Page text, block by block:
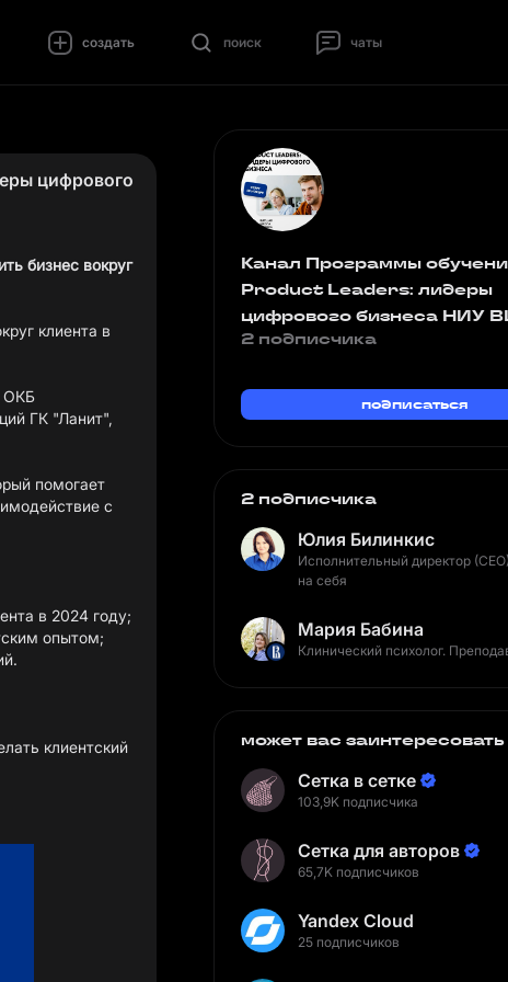
создать поиск чаты
цифрового
бизнес вокруг
клиента в
ОКБ
ГК "Ланит",
помогает
с
в 2024 году;
опытом;
клиентский
Канал Программы
Product Leaders: лидеры
цифрового бизнеса НИУ
2 подписчика
подписаться
2 подписчика
Юлия Билинкис
Исполнительный директор
на себя
Мария Бабина
Клинический психолог.
может вас заинтересовать
Сетка в сетке
103,9K подписчика
Сетка для авторов
65,7K подписчиков
Yandex Cloud
25 подписчиков